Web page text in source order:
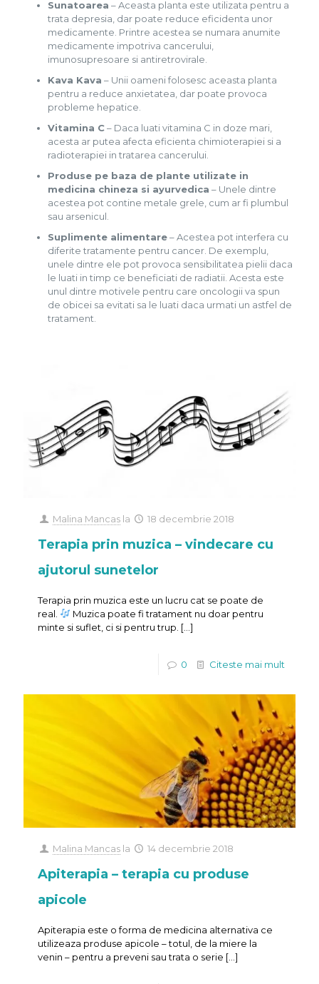
Sunatoarea – Aceasta planta este utilizata pentru a
trata depresia, dar poate reduce eficidenta unor
medicamente. Printre acestea se numara anumite
medicamente impotriva cancerului,
imunosupresoare si antiretrovirale.
Kava Kava – Unii oameni folosesc aceasta planta
pentru a reduce anxietatea, dar poate provoca
probleme hepatice.
Vitamina C– Daca luati vitamina C in doze mari,
acesta ar putea afecta eficienta chimioterapiei si a
radioterapiei in tratarea cancerului.
Produse pe baza de plante utilizate in
medicina chineza si ayurvedica – Unele dintre
acestea pot contine metale grele, cum ar fi plumbul
sau arsenicul.
Suplimente alimentare– Acestea pot interfera cu
diferite tratamente pentru cancer. De exemplu,
unele dintre ele pot provoca sensibilitatea pielii daca
le luati in timp ce beneficiati de radiatii. Acesta este
unul dintre motivele pentru care oncologii va spun
de obicei sa evitati sa le luati daca urmati un astfel de
tratament.
Malina Mancas la 18 decembrie 2018
Terapia prin muzica – vindecare cu
ajutorul sunetelor
Terapia prin muzica este un lucru cat se poate de
real.
Muzica poate fi tratament nu doar pentru
minte si suflet, ci si pentru trup. […]
0 Citeste mai mult
Malina Mancas la 14 decembrie 2018
Apiterapia – terapia cu produse
apicole
Apiterapia este o forma de medicina alternativa ce
utilizeaza produse apicole – totul, de la miere la
venin – pentru a preveni sau trata o serie […]